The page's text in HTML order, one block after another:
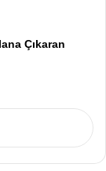
Çıkaran